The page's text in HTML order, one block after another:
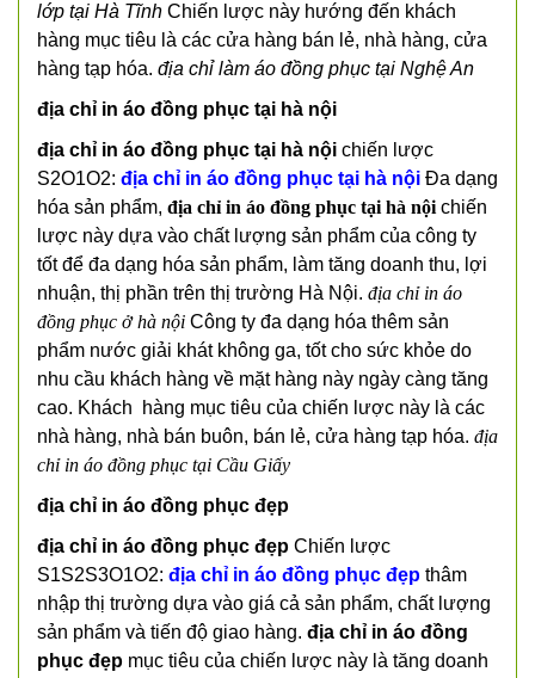
lớp tại Hà Tĩnh Chiến lược này hướng đến khách
hàng mục tiêu là các cửa hàng bán lẻ, nhà hàng, cửa
hàng tạp hóa. địa chỉ làm áo đồng phục tại Nghệ An
địa chỉ in áo đồng phục tại hà nội
địa chỉ in áo đồng phục tại hà nội chiến lược
S2O1O2: địa chỉ in áo đồng phục tại hà nội Đa dạng
hóa sản phẩm, địa chỉ in áo đồng phục tại hà nội chiến
lược này dựa vào chất lượng sản phẩm của công ty
tốt để đa dạng hóa sản phẩm, làm tăng doanh thu, lợi
nhuận, thị phần trên thị trường Hà Nội. địa chỉ in áo
đồng phục ở hà nội Công ty đa dạng hóa thêm sản
phẩm nước giải khát không ga, tốt cho sức khỏe do
nhu cầu khách hàng về mặt hàng này ngày càng tăng
cao. Khách hàng mục tiêu của chiến lược này là các
nhà hàng, nhà bán buôn, bán lẻ, cửa hàng tạp hóa. địa
chỉ in áo đồng phục tại Cầu Giấy
địa chỉ in áo đồng phục đẹp
địa chỉ in áo đồng phục đẹp Chiến lược
S1S2S3O1O2: địa chỉ in áo đồng phục đẹp thâm
nhập thị trường dựa vào giá cả sản phẩm, chất lượng
sản phẩm và tiến độ giao hàng. địa chỉ in áo đồng
phục đẹp mục tiêu của chiến lược này là tăng doanh